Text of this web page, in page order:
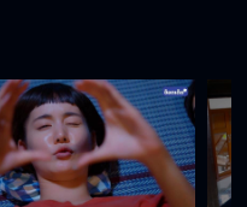
จอนันต์ เราต้องการเอาชนะ